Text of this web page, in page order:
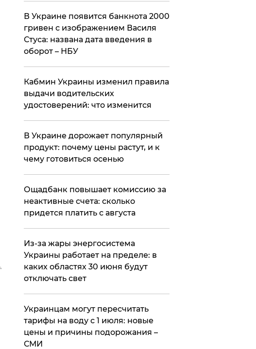
В Украине появится банкнота 2000
гривен с изображением Василя
Стуса: названа дата введения в
оборот – НБУ
Кабмин Украины изменил правила
выдачи водительских
удостоверений: что изменится
В Украине дорожает популярный
продукт: почему цены растут, и к
чему готовиться осенью
​Ощадбанк повышает комиссию за
неактивные счета: сколько
придется платить с августа
Из-за жары энергосистема
Украины работает на пределе: в
каких областях 30 июня будут
отключать свет
Украинцам могут пересчитать
тарифы на воду с 1 июля: новые
цены и причины подорожания –
СМИ